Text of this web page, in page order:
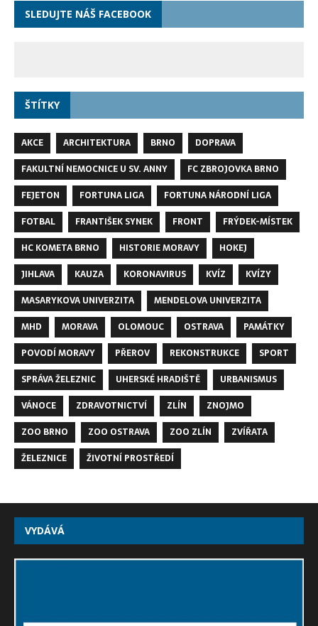
SLEDUJTE NÁŠ FACEBOOK
ŠTÍTKY
AKCE ARCHITEKTURA BRNO
DOPRAVA
FAKULTNÍ NEMOCNICE U SV. ANNY
FC ZBROJOVKA BRNO
FEJETON
FORTUNA LIGA
FORTUNA NÁRODNÍ LIGA
FOTBAL
FRANTIŠEK SYNEK FRONT
FRÝDEK-MÍSTEK
HC KOMETA BRNO
HISTORIE MORAVY
HOKEJ
JIHLAVA
KAUZA KORONAVIRUS KVÍZ
KVÍZY
MASARYKOVA UNIVERZITA
MENDELOVA UNIVERZITA
MHD
MORAVA OLOMOUC OSTRAVA
PAMÁTKY
POVODÍ MORAVY
PŘEROV REKONSTRUKCE
SPORT
SPRÁVA ŽELEZNIC
UHERSKÉ HRADIŠTĚ
URBANISMUS
VÁNOCE
ZDRAVOTNICTVÍ ZLÍN
ZNOJMO
ZOO BRNO
ZOO OSTRAVA ZOO ZLÍN
ZVÍŘATA
ŽELEZNICE
ŽIVOTNÍ PROSTŘEDÍ
VYDÁVÁ